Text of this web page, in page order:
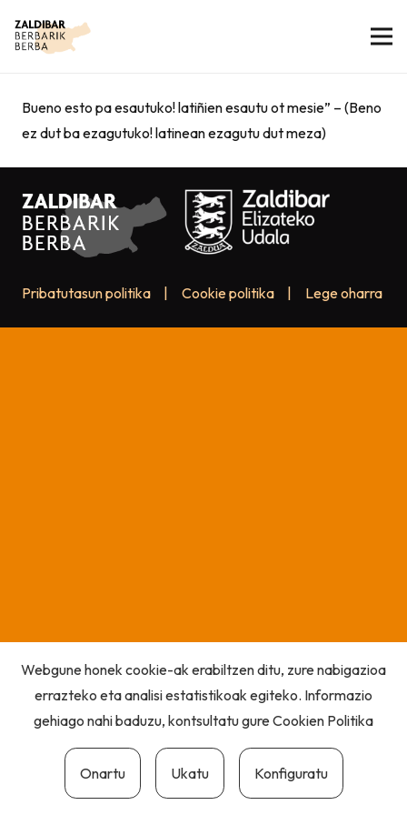
Bueno esto pa esautuko! latiñien esautu ot mesie” – (Beno
ez dut ba ezagutuko! latinean ezagutu dut meza)
Pribatutasun politika Cookie politika Lege oharra
Webgune honek cookie-ak erabiltzen ditu, zure nabigazioa
errazteko eta analisi estatistikoak egiteko. Informazio
gehiago nahi baduzu, kontsultatu gureCookien Politika
Onartu Ukatu Konfiguratu